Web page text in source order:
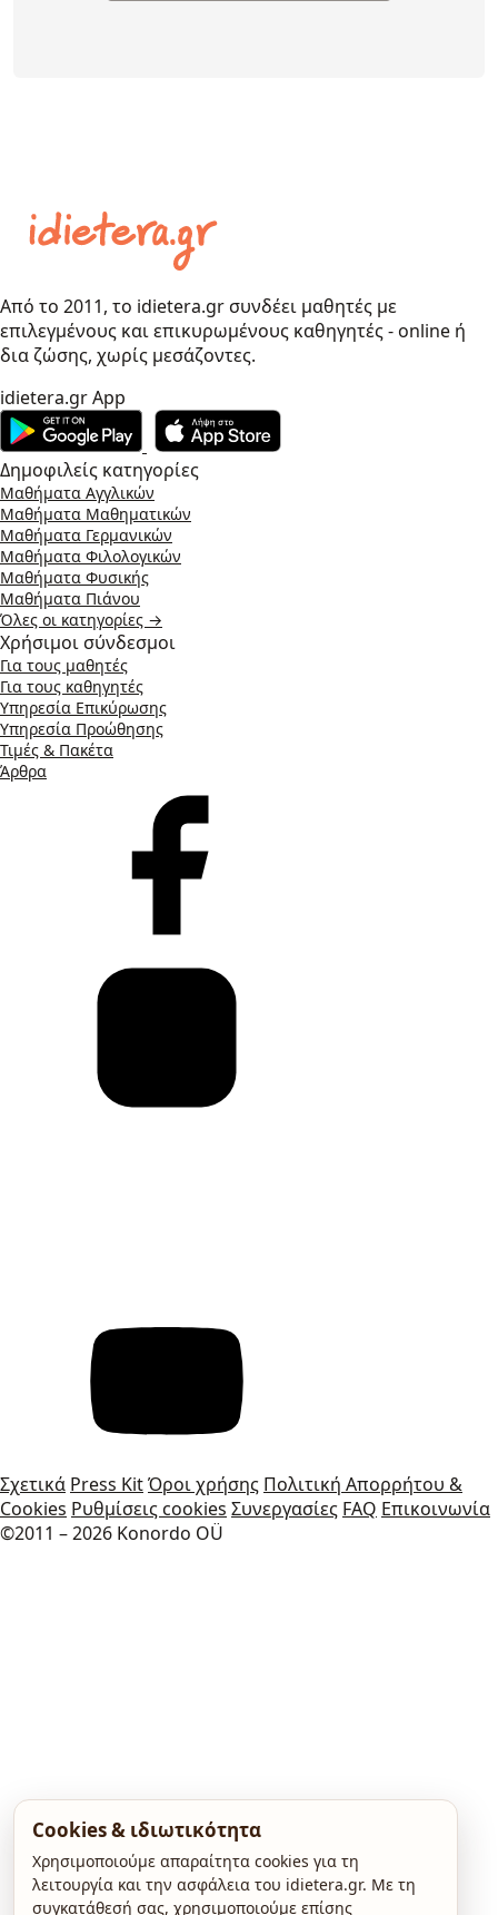
Από το 2011, το idietera.gr συνδέει μαθητές με
επιλεγμένους και επικυρωμένους καθηγητές - online ή
δια ζώσης, χωρίς μεσάζοντες.
idietera.gr App
Δημοφιλείς κατηγορίες
Μαθήματα Αγγλικών
Μαθήματα Μαθηματικών
Μαθήματα Γερμανικών
Μαθήματα Φιλολογικών
Μαθήματα Φυσικής
Μαθήματα Πιάνου
Όλες οι κατηγορίες →
Χρήσιμοι σύνδεσμοι
Για τους μαθητές
Για τους καθηγητές
Υπηρεσία Επικύρωσης
Υπηρεσία Προώθησης
Τιμές & Πακέτα
Άρθρα
Σχετικά Press KitΌροι χρήσης Πολιτική Απορρήτου &
Cookies Ρυθμίσεις cookies Συνεργασίες FAQ Επικοινωνία
©2011 – 2026 Konordo OÜ
Cookies & ιδιωτικότητα
Χρησιμοποιούμε απαραίτητα cookies για τη
λειτουργία και την ασφάλεια του idietera.gr. Με τη
συγκατάθεσή σας, χρησιμοποιούμε επίσης